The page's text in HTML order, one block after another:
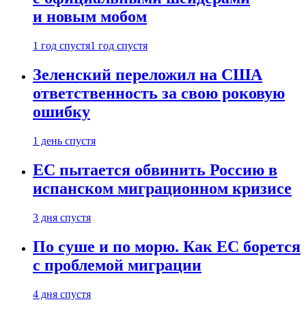
и новым мобом
1 год спустя1 год спустя
Зеленский переложил на США
ответственность за свою роковую
ошибку
1 день спустя
ЕС пытается обвинить Россию в
испанском миграционном кризисе
3 дня спустя
По суше и по морю. Как ЕС борется
с проблемой миграции
4 дня спустя